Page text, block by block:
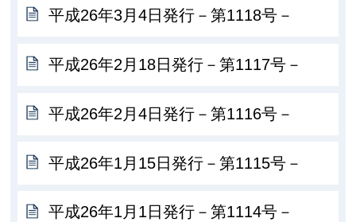
平成26年3月4日発行－第1118号－
平成26年2月18日発行－第1117号－
平成26年2月4日発行－第1116号－
平成26年1月15日発行－第1115号－
平成26年1月1日発行－第1114号－